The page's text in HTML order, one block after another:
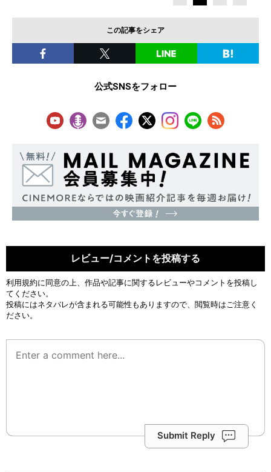
この記事をシェア
公式SNSをフォロー
レビュー/コメントを投稿する
利用規約に同意の上、作品や記事に関するレビューやコメントを投稿し
てください。
投稿にはネタバレが含まれる可能性もありますので、閲覧時はご注意く
ださい。
Submit Reply